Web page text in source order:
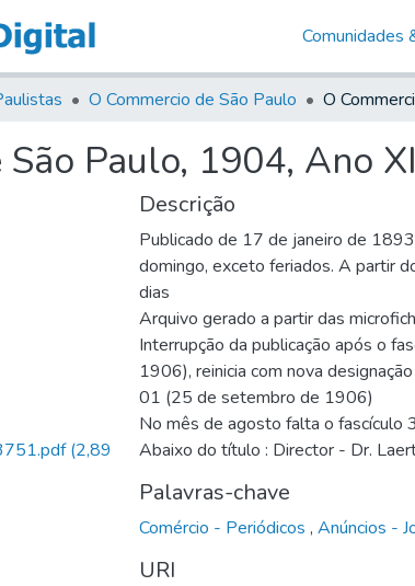
Comunidades
O Commercio de São Paulo
Paulo, 1904, Ano
(2,89
Descrição
Publicado de 17 de janeiro de
domingo, exceto feriados. A partir
dias
Arquivo gerado a partir das
Interrupção da publicação após o
1906), reinicia com nova
01 (25 de setembro de 1906)
No mês de agosto falta o fascículo
Abaixo do título : Director - Dr.
Palavras-chave
Comércio - Periódicos , Anúncios -
URI